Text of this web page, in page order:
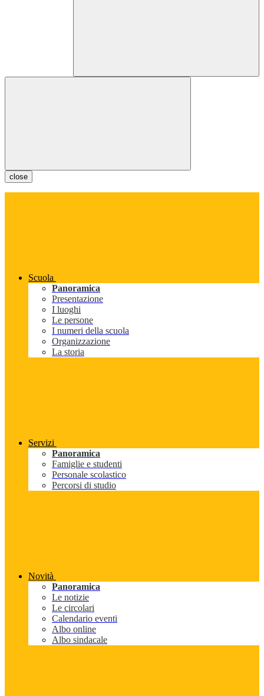
close
Scuola
Panoramica
Presentazione
I luoghi
Le persone
I numeri della scuola
Organizzazione
La storia
Servizi
Panoramica
Famiglie e studenti
Personale scolastico
Percorsi di studio
Novità
Panoramica
Le notizie
Le circolari
Calendario eventi
Albo online
Albo sindacale